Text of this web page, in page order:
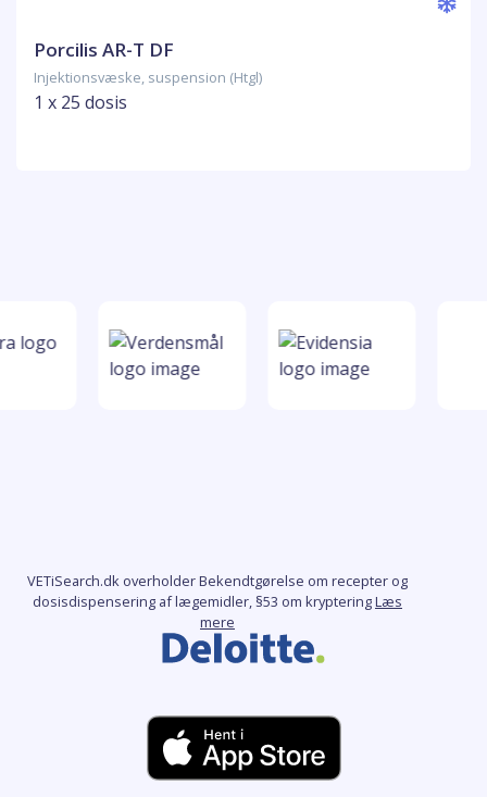
Porcilis AR-T DF
Injektionsvæske, suspension (Htgl)
1 x 25 dosis
VETiSearch.dk overholder Bekendtgørelse om recepter og
dosisdispensering af lægemidler, §53 om krypteringLæs
mere